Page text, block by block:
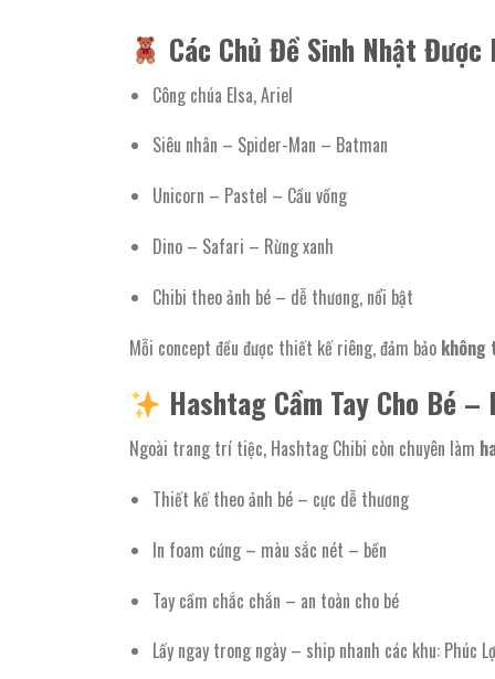
Các Chủ Đề Sinh Nhật Được
Công chúa Elsa, Ariel
Siêu nhân – Spider-Man – Batman
Unicorn – Pastel – Cầu vồng
Dino – Safari – Rừng xanh
Chibi theo ảnh bé – dễ thương, nổi bật
Mỗi concept đều được thiết kế riêng, đảm bảo không
Hashtag Cầm Tay Cho Bé
Ngoài trang trí tiệc, Hashtag Chibi còn chuyên làm
Thiết kế theo ảnh bé – cực dễ thương
In foam cứng – màu sắc nét – bền
Tay cầm chắc chắn – an toàn cho bé
Lấy ngay trong ngày – ship nhanh các khu: Phúc